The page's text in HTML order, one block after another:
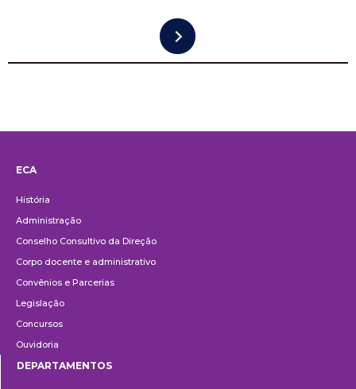
ECA
História
Administração
Conselho Consultivo da Direção
Corpo docente e administrativo
Convênios e Parcerias
Legislação
Concursos
Ouvidoria
DEPARTAMENTOS